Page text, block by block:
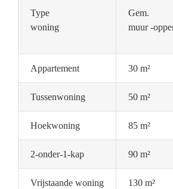
Type
woning
Gem.
muur -
Appartement 30 m²
Tussenwoning 50 m²
Hoekwoning 85 m²
2-onder-1-kap 90 m²
Vrijstaande woning 130 m²